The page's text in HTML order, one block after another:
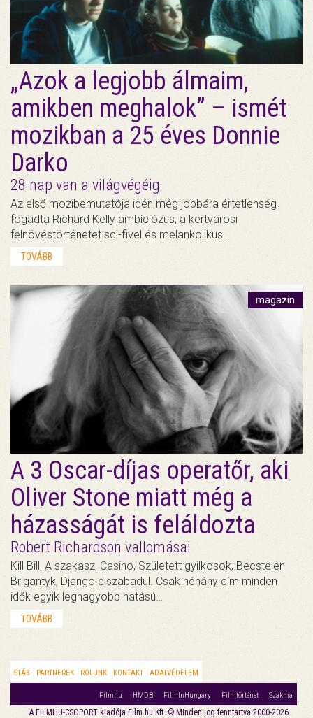
„Azok a legjobb álmaim,
amikben meghalok” – ismét
mozikban a 25 éves Donnie
Darko
28 nap van a világvégéig
Az első mozibemutatója idén még jobbára értetlenség
fogadta Richard Kelly ambíciózus, a kertvárosi
felnövéstörténetet sci-fivel és melankolikus…
TOVÁBB
magazin
A 3 Oscar-díjas operatőr, aki
Oliver Stone miatt még a
házasságát is feláldozta
Robert Richardson vallomásai
Kill Bill, A szakasz, Casino, Született gyilkosok, Becstelen
Brigantyk, Django elszabadul. Csak néhány cím minden
idők egyik legnagyobb hatású…
TOVÁBB
STÁB PARTNEREK RÓLUNK KONTAKT ADATVÉDELEM
Filmhu HMDB FilmInHungary Filmtörténet Szakma
A FILMHU-CSOPORT kiadója Film.hu Kft. © Minden jog fenntartva 2000-2026